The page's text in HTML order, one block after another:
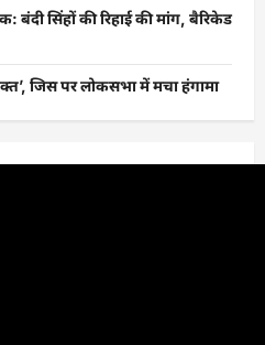
सिंहों की रिहाई की मांग, बैरिकेड
जिस पर लोकसभा में मचा हंगामा